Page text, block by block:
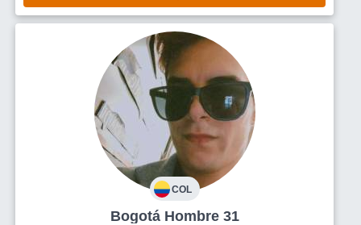
COL
Bogotá Hombre 31